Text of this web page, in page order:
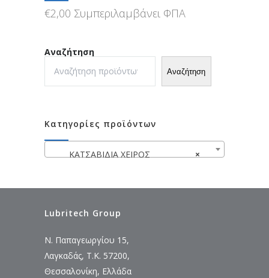
€2,00 Συμπεριλαμβάνει ΦΠΑ
Αναζήτηση
Αναζήτηση
Κατηγορίες προϊόντων
×
ΚΑΤΣΑΒΙΔΙΑ ΧΕΙΡΟΣ
Lubritech Group
Ν. Παπαγεωργίου 15,
Λαγκαδάς, Τ.Κ. 57200,
Θεσσαλονίκη, Ελλάδα